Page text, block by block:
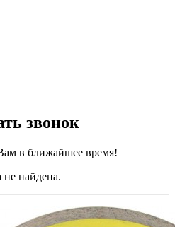
звонок
в ближайшее время!
не найдена.